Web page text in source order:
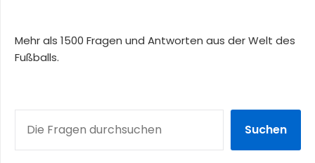
Mehr als 1500 Fragen und Antworten aus der Welt des
Fußballs.
Suchen